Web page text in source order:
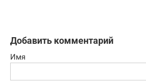
Добавить комментарий
Имя